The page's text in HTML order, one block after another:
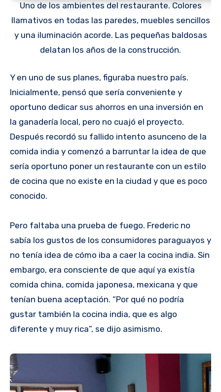
Uno de los ambientes del restaurante. Colores
llamativos en todas las paredes, muebles sencillos
y una iluminación acorde. Las pequeñas baldosas
delatan los años de la construcción.
Y en uno de sus planes, figuraba nuestro país.
Inicialmente, pensó que sería conveniente y
oportuno dedicar sus ahorros en una inversión en
la ganadería local, pero no cuajó el proyecto.
Después recordó su fallido intento asunceno de la
comida india y comenzó a barruntar la idea de que
sería oportuno poner un restaurante con un estilo
de cocina que no existe en la ciudad y que es poco
conocido.
Pero faltaba una prueba de fuego. Frederic no
sabía los gustos de los consumidores paraguayos y
no tenía idea de cómo iba a caer la cocina india. Sin
embargo, era consciente de que aquí ya existía
comida china, comida japonesa, mexicana y que
tenían buena aceptación. “Por qué no podría
gustar también la cocina india, que es algo
diferente y muy rica”, se dijo asimismo.